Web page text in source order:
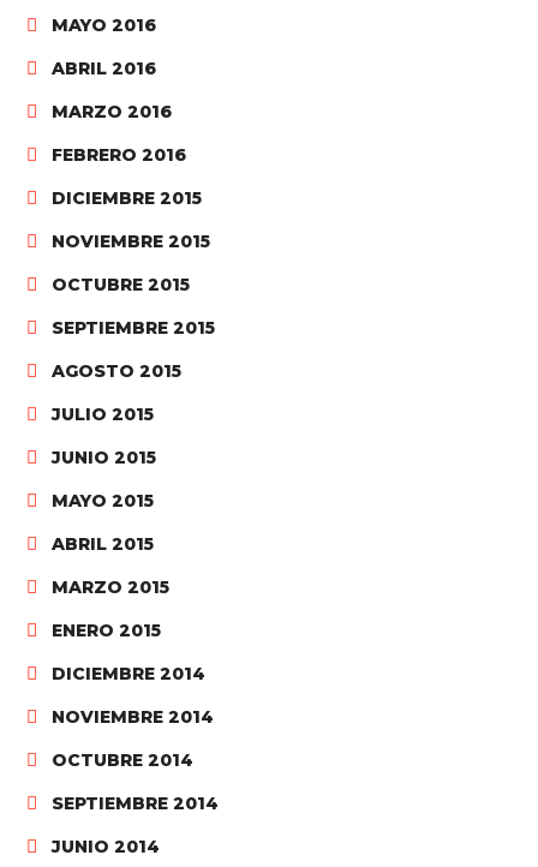
MAYO 2016
ABRIL 2016
MARZO 2016
FEBRERO 2016
DICIEMBRE 2015
NOVIEMBRE 2015
OCTUBRE 2015
SEPTIEMBRE 2015
AGOSTO 2015
JULIO 2015
JUNIO 2015
MAYO 2015
ABRIL 2015
MARZO 2015
ENERO 2015
DICIEMBRE 2014
NOVIEMBRE 2014
OCTUBRE 2014
SEPTIEMBRE 2014
JUNIO 2014